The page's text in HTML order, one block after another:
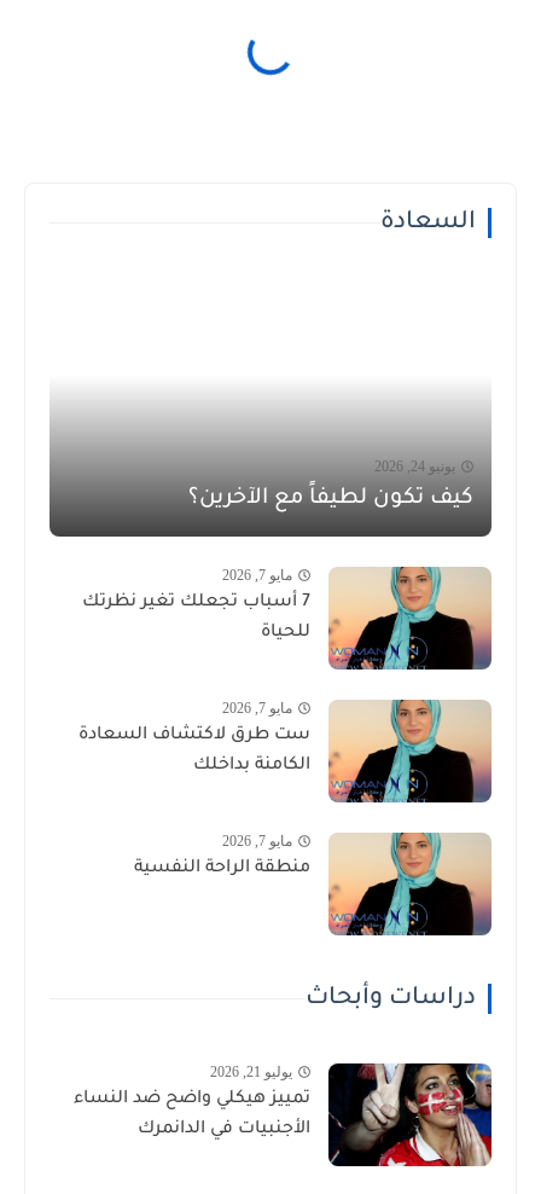
السعادة
يونيو 24, 2026
كيف تكون لطيفاً مع الآخرين؟
مايو 7, 2026
7 أسباب تجعلك تغير نظرتك
للحياة
مايو 7, 2026
ست طرق لاكتشاف السعادة
الكامنة بداخلك
مايو 7, 2026
منطقة الراحة النفسية
دراسات وأبحاث
يوليو 21, 2026
تمييز هيكلي واضح ضد النساء
الأجنبيات في الدانمرك